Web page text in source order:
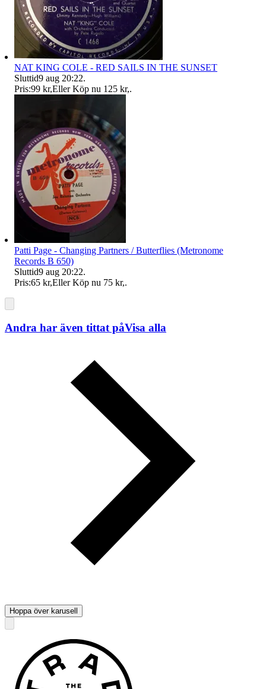
NAT KING COLE - RED SAILS IN THE SUNSET
Sluttid9 aug 20:22.
Pris:99 kr,Eller Köp nu 125 kr,.
Patti Page - Changing Partners / Butterflies (Metronome
Records B 650)
Sluttid9 aug 20:22.
Pris:65 kr,Eller Köp nu 75 kr,.
Andra har även tittat påVisa alla
Hoppa över karusell